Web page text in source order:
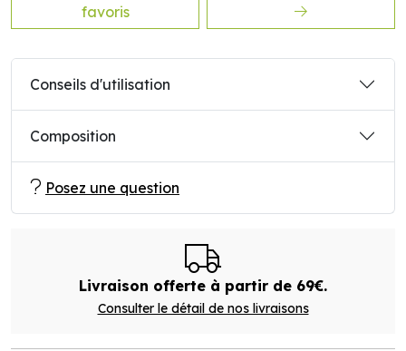
favoris
Conseils d'utilisation
Composition
Posez une question
Livraison offerte à partir de 69€.
Consulter le détail de nos livraisons